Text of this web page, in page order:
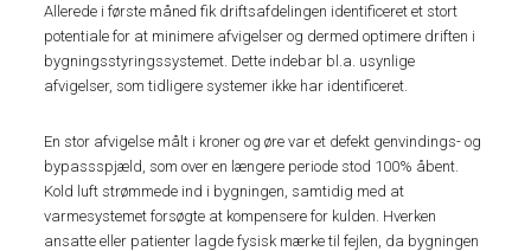
Allerede i første måned fik driftsafdelingen identificeret et stort
potentiale for at minimere afvigelser og dermed optimere driften i
bygningsstyringssystemet. Dette indebar bl.a. usynlige
afvigelser, som tidligere systemer ikke har identificeret.
En stor afvigelse målt i kroner og øre var et defekt genvindings- og
bypassspjæld, som over en længere periode stod 100% åbent.
Kold luft strømmede ind i bygningen, samtidig med at
varmesystemet forsøgte at kompensere for kulden. Hverken
ansatte eller patienter lagde fysisk mærke til fejlen, da bygningen